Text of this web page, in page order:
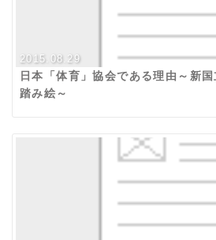
2015.08.29
日本「体育」協会である理由～新
踏み絵～